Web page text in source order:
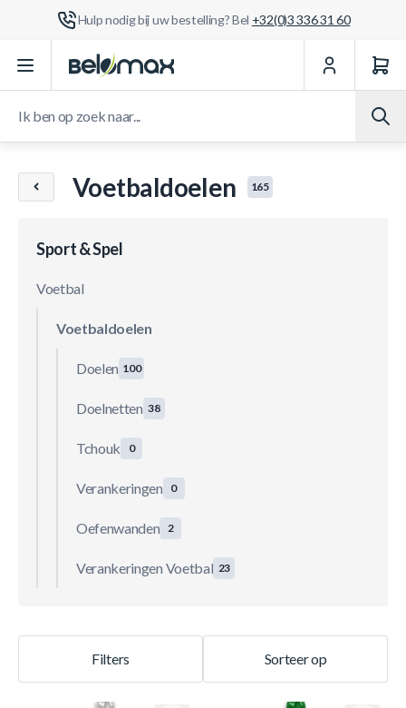
Hulp nodig bij uw bestelling? Bel +32(0)3 336 31 60
Ga naar de inhoud
Voetbaldoelen 165
Sport & Spel
Voetbal
Voetbaldoelen
Doelen 100
Doelnetten 38
Tchouk 0
Verankeringen 0
Oefenwanden 2
Verankeringen Voetbal 23
Sorteer op
Filters